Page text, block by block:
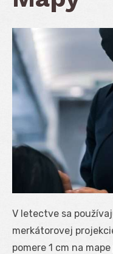
V letectve sa
merkátorovej
pomere 1 cm na